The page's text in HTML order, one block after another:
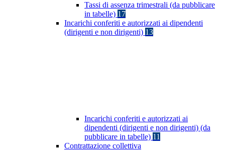
Tassi di assenza trimestrali (da pubblicare
in tabelle) 17
Incarichi conferiti e autorizzati ai dipendenti
(dirigenti e non dirigenti) 13
Incarichi conferiti e autorizzati ai
dipendenti (dirigenti e non dirigenti) (da
pubblicare in tabelle) 11
Contrattazione collettiva